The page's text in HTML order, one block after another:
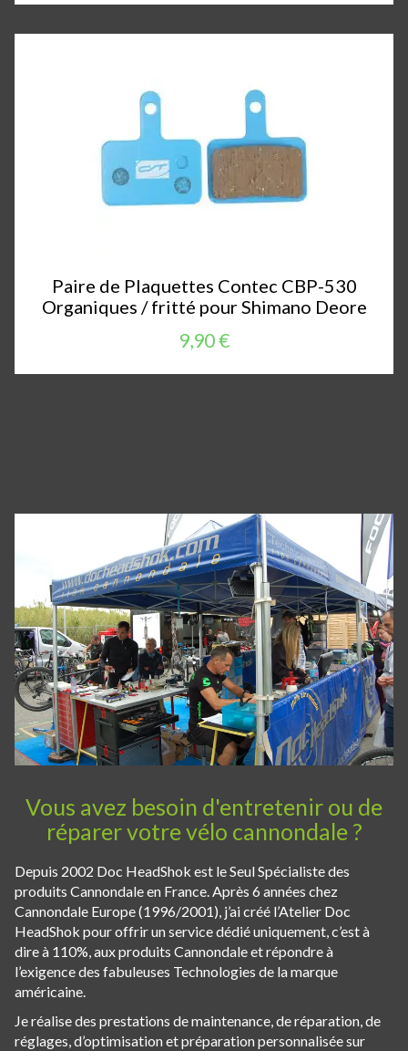
Paire de Plaquettes Contec CBP-530
Organiques / fritté pour Shimano Deore
9,90 €
Vous avez besoin d'entretenir ou de
réparer votre vélo cannondale ?
Depuis 2002 Doc HeadShok est le Seul Spécialiste des
produits Cannondale en France. Après 6 années chez
Cannondale Europe (1996/2001), j’ai créé l’Atelier Doc
HeadShok pour offrir un service dédié uniquement, c’est à
dire à 110%, aux produits Cannondale et répondre à
l’exigence des fabuleuses Technologies de la marque
américaine.
Je réalise des prestations de maintenance, de réparation, de
réglages, d’optimisation et préparation personnalisée sur